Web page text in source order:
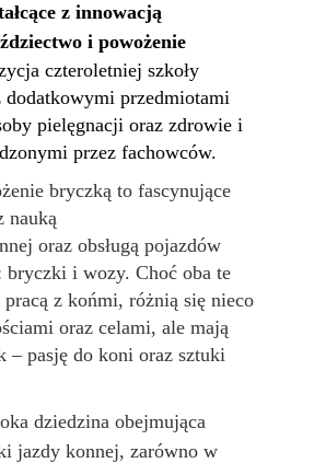
z innowacją
i powożenie
czteroletniej szkoły
dodatkowymi przedmiotami
pielęgnacji oraz zdrowie i
przez fachowców.
bryczką to fascynujące
nauką
oraz obsługą pojazdów
i wozy. Choć oba te
z końmi, różnią się nieco
oraz celami, ale mają
– pasję do koni oraz sztuki
dziedzina obejmująca
jazdy konnej, zarówno w